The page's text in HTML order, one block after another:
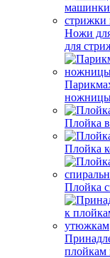
Ножи
для
Плойка
Плойка
Плойка